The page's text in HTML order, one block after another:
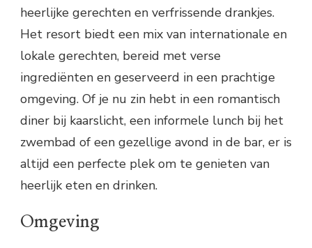
heerlijke gerechten en verfrissende drankjes.
Het resort biedt een mix van internationale en
lokale gerechten, bereid met verse
ingrediënten en geserveerd in een prachtige
omgeving. Of je nu zin hebt in een romantisch
diner bij kaarslicht, een informele lunch bij het
zwembad of een gezellige avond in de bar, er is
altijd een perfecte plek om te genieten van
heerlijk eten en drinken.
Omgeving